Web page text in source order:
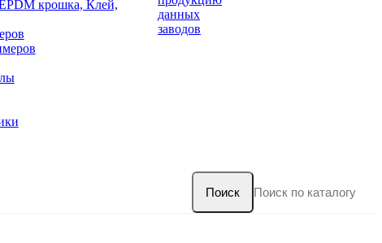
крошка, Клей,
данных
заводов
Поиск